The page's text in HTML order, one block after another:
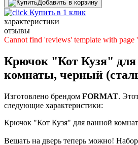
Добавить в корзину
Купить в 1 клик
характеристики
отзывы
Cannot find 'reviews' template with page
Крючок "Кот Кузя" для
комнаты, черный
Изготовлено брендом FORMAT.
следующие характеристики:
Крючок "Кот Кузя" для ванной
Вешать на дверь теперь можно!